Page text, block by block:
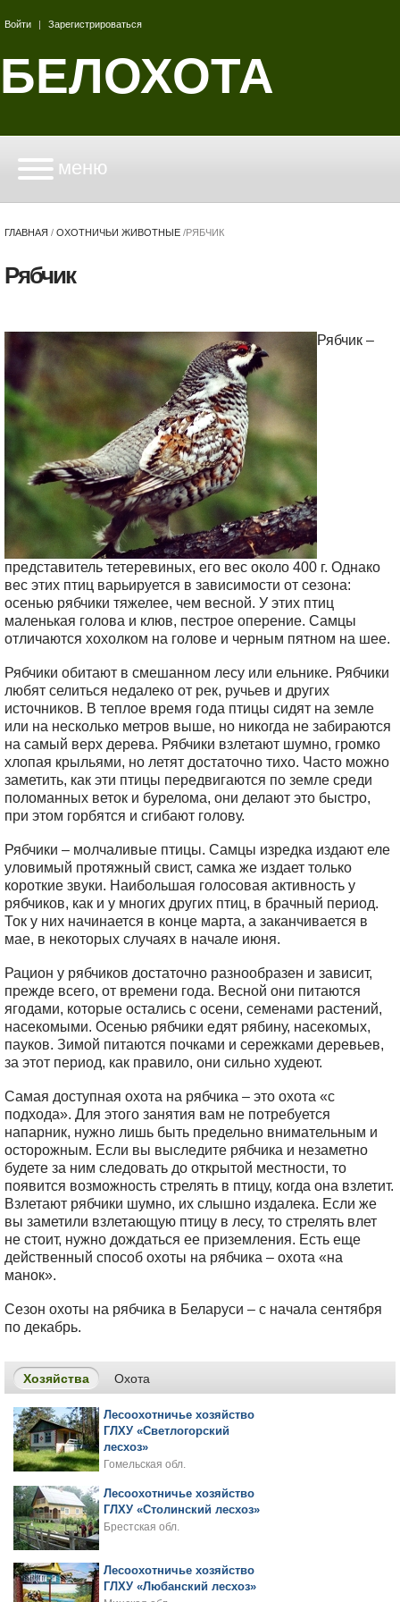
Войти | Зарегистрироваться
БЕЛОХОТА
меню
ГЛАВНАЯ / ОХОТНИЧЬИ ЖИВОТНЫЕ /РЯБЧИК
Рябчик
Рябчик –
представитель тетеревиных, его вес около 400 г. Однако
вес этих птиц варьируется в зависимости от сезона:
осенью рябчики тяжелее, чем весной. У этих птиц
маленькая голова и клюв, пестрое оперение. Самцы
отличаются хохолком на голове и черным пятном на шее.
Рябчики обитают в смешанном лесу или ельнике. Рябчики
любят селиться недалеко от рек, ручьев и других
источников. В теплое время года птицы сидят на земле
или на несколько метров выше, но никогда не забираются
на самый верх дерева. Рябчики взлетают шумно, громко
хлопая крыльями, но летят достаточно тихо. Часто можно
заметить, как эти птицы передвигаются по земле среди
поломанных веток и бурелома, они делают это быстро,
при этом горбятся и сгибают голову.
Рябчики – молчаливые птицы. Самцы изредка издают еле
уловимый протяжный свист, самка же издает только
короткие звуки. Наибольшая голосовая активность у
рябчиков, как и у многих других птиц, в брачный период.
Ток у них начинается в конце марта, а заканчивается в
мае, в некоторых случаях в начале июня.
Рацион у рябчиков достаточно разнообразен и зависит,
прежде всего, от времени года. Весной они питаются
ягодами, которые остались с осени, семенами растений,
насекомыми. Осенью рябчики едят рябину, насекомых,
пауков. Зимой питаются почками и сережками деревьев,
за этот период, как правило, они сильно худеют.
Самая доступная охота на рябчика – это охота «с
подхода». Для этого занятия вам не потребуется
напарник, нужно лишь быть предельно внимательным и
осторожным. Если вы выследите рябчика и незаметно
будете за ним следовать до открытой местности, то
появится возможность стрелять в птицу, когда она взлетит.
Взлетают рябчики шумно, их слышно издалека. Если же
вы заметили взлетающую птицу в лесу, то стрелять влет
не стоит, нужно дождаться ее приземления. Есть еще
действенный способ охоты на рябчика – охота «на
манок».
Сезон охоты на рябчика в Беларуси – с начала сентября
по декабрь.
Хозяйства Охота
Лесоохотничье хозяйство
ГЛХУ «Светлогорский
лесхоз»
Гомельская обл.
Лесоохотничье хозяйство
ГЛХУ «Столинский лесхоз»
Брестская обл.
Лесоохотничье хозяйство
ГЛХУ «Любанский лесхоз»